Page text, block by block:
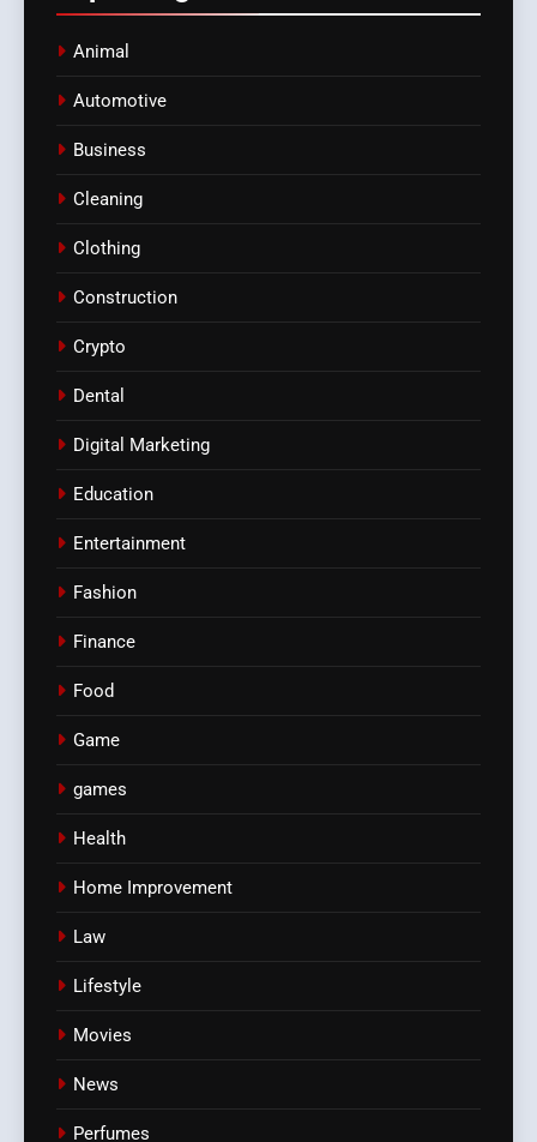
Animal
Automotive
Business
Cleaning
Clothing
Construction
Crypto
Dental
Digital Marketing
Education
Entertainment
Fashion
Finance
Food
Game
games
Health
Home Improvement
Law
Lifestyle
Movies
News
Perfumes